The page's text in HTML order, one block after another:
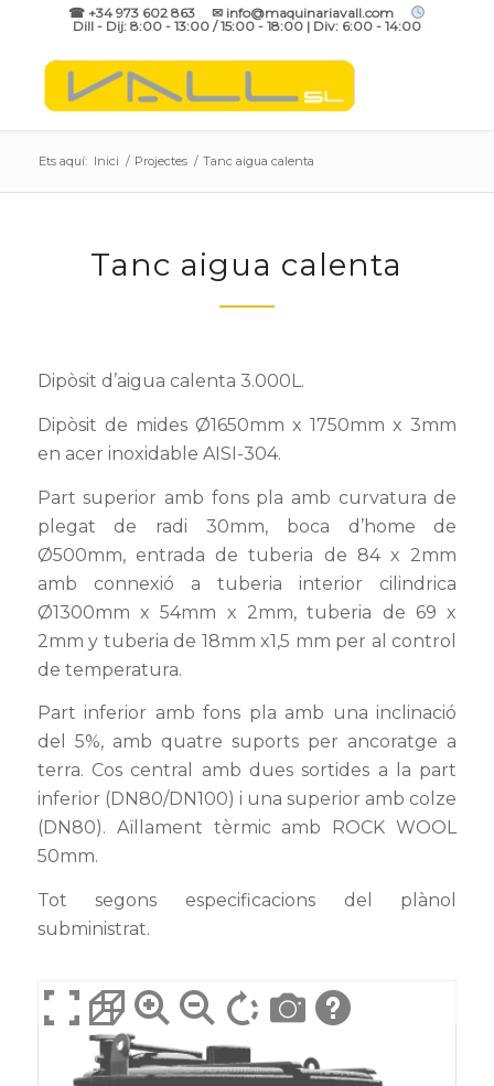
☎ +34 973 602 863 ✉ info@maquinariavall.com
Dill - Dij: 8:00 - 13:00 / 15:00 - 18:00 | Div: 6:00 - 14:00
Ets aquí: Inici / Projectes / Tanc aigua calenta
Tanc aigua calenta
Dipòsit d’aigua calenta 3.000L.
Dipòsit de mides Ø1650mm x 1750mm x 3mm
en acer inoxidable AISI-304.
Part superior amb fons pla amb curvatura de
plegat de radi 30mm, boca d’home de
Ø500mm, entrada de tuberia de 84 x 2mm
amb connexió a tuberia interior cilindrica
Ø1300mm x 54mm x 2mm, tuberia de 69 x
2mm y tuberia de 18mm x1,5 mm per al control
de temperatura.
Part inferior amb fons pla amb una inclinació
del 5%, amb quatre suports per ancoratge a
terra. Cos central amb dues sortides a la part
inferior (DN80/DN100) i una superior amb colze
(DN80). Aïllament tèrmic amb ROCK WOOL
50mm.
Tot segons especificacions del plànol
subministrat.